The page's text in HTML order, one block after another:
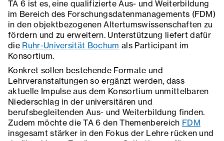
TA 6 ist es, eine qualifizierte Aus- und Weiterbildung
im Bereich des Forschungsdatenmanagements (FDM)
in den objektbezogenen Altertumswissenschaften zu
fördern und zu erweitern. Unterstützung liefert dafür
die Ruhr-Universität Bochum als Participant im
Konsortium.
Konkret sollen bestehende Formate und
Lehrveranstaltungen so ergänzt werden, dass
aktuelle Impulse aus dem Konsortium unmittelbaren
Niederschlag in der universitären und
berufsbegleitenden Aus- und Weiterbildung finden.
Zudem möchte die TA 6 den Themenbereich FDM
insgesamt stärker in den Fokus der Lehre rücken und